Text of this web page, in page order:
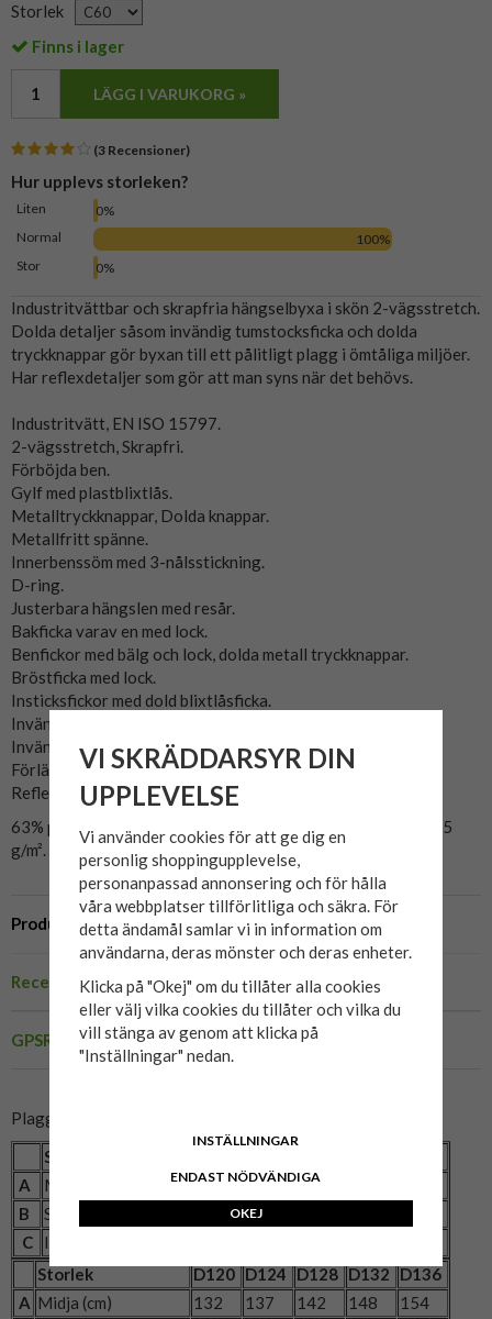
Storlek
Finns i lager
LÄGG I VARUKORG »
(3 Recensioner)
Hur upplevs storleken?
Liten
0%
Normal
100%
Stor
0%
Produktbeskrivning
Recensioner
GPSR
Industritvättbar och skrapfria hängselbyxa i skön 2-vägsstretch.
Dolda detaljer såsom invändig tumstocksficka och dolda
tryckknappar gör byxan till ett pålitligt plagg i ömtåliga miljöer.
Har reflexdetaljer som gör att man syns när det behövs.
Industritvätt, EN ISO 15797.
2-vägsstretch, Skrapfri.
Förböjda ben.
Gylf med plastblixtlås.
Metalltryckknappar, Dolda knappar.
Metallfritt spänne.
Innerbenssöm med 3-nålsstickning.
D-ring.
Justerbara hängslen med resår.
Bakficka varav en med lock.
Benfickor med bälg och lock, dolda metall tryckknappar.
Bröstficka med lock.
Insticksfickor med dold blixtlåsficka.
Invändig telefonficka.
Invändig tumstocksficka.
Förlängningsmöjlighet i nederkant.
Reflexdetalj på ben.
​63% polyester, 33% bomull, 4% elastolefin, twill, stretch, 245
g/m².
Plaggets mått:
Storlek
A
Midja (cm) 121 126
B
Stuss (cm) 132
C
Innerbenlängd (cm)
Storlek
D120 D124 D128 D132
D136
A Midja (cm) 132 137 142 148
154
VI SKRÄDDARSYR DIN
UPPLEVELSE
Vi använder cookies för att ge dig en
personlig shoppingupplevelse,
personanpassad annonsering och för hålla
våra webbplatser tillförlitliga och säkra. För
detta ändamål samlar vi in information om
användarna, deras mönster och deras enheter.
Klicka på "Okej" om du tillåter alla cookies
eller välj vilka cookies du tillåter och vilka du
vill stänga av genom att klicka på
"Inställningar" nedan.
INSTÄLLNINGAR
ENDAST NÖDVÄNDIGA
OKEJ